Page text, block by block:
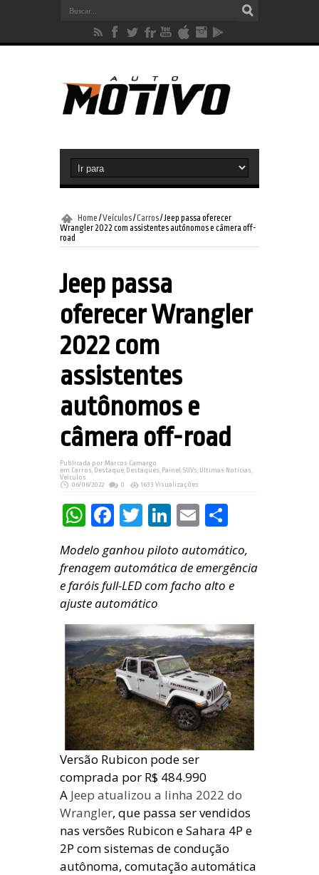
Home /Veículos/Carros/Jeep passa oferecer
Wrangler 2022 com assistentes autônomos e câmera off-
road
Jeep passa
oferecer Wrangler
2022 com
assistentes
autônomos e
câmera off-road
Publicada por: Marcos Camargo
em Carros, Destaque, Destaques, Painel , SUVs, Últimas Notícias,
Veículos
06/06/2022
0 1633 Visualizações
WhatsApp
Facebook
Twitter
LinkedIn
Email
Modelo ganhou piloto automático,
frenagem automática de emergência
e faróis full-LED com facho alto e
ajuste automático
Versão Rubicon pode ser
comprada por R$ 484.990
A Jeep atualizou a linha 2022 do
Wrangler, que passa ser vendidos
nas versões Rubicon e Sahara 4P e
2P com sistemas de condução
autônoma, comutação automática